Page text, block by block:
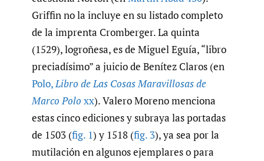
Griffin no la incluye en su listado completo
de la imprenta Cromberger. La quinta
(1529), logroñesa, es de Miguel Eguía, “libro
preciadísimo” a juicio de Benítez Claros (en
Polo,Libro de Las Cosas Maravillosas de
Marco Polo xx). Valero Moreno menciona
estas cinco ediciones y subraya las portadas
de 1503 (fig. 1) y 1518 (fig. 3), ya sea por la
mutilación en algunos ejemplares o para